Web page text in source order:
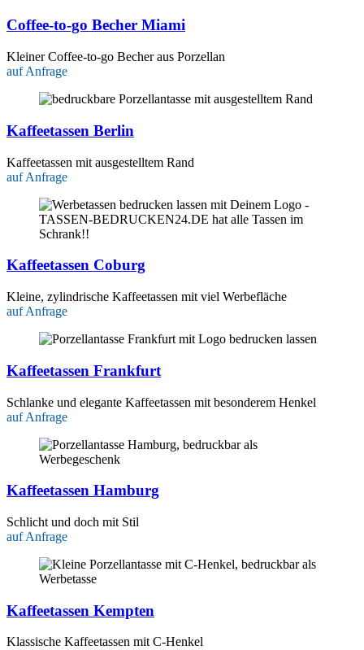
Coffee-to-go Becher Miami
Kleiner Coffee-to-go Becher aus Porzellan
auf Anfrage
Kaffeetassen Berlin
Kaffeetassen mit ausgestelltem Rand
auf Anfrage
Kaffeetassen Coburg
Kleine, zylindrische Kaffeetassen mit viel Werbefläche
auf Anfrage
Kaffeetassen Frankfurt
Schlanke und elegante Kaffeetassen mit besonderem Henkel
auf Anfrage
Kaffeetassen Hamburg
Schlicht und doch mit Stil
auf Anfrage
Kaffeetassen Kempten
Klassische Kaffeetassen mit C-Henkel